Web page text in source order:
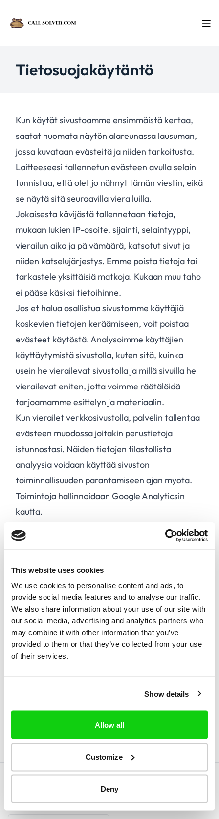
This website uses cookies
We use cookies to personalise content and ads, to
provide social media features and to analyse our traffic.
We also share information about your use of our site with
our social media, advertising and analytics partners who
may combine it with other information that you’ve
provided to them or that they’ve collected from your use
of their services.
Show details
Allow all
Customize
Deny
Tietosuojakäytäntö
Kun käytät sivustoamme ensimmäistä kertaa,
saatat huomata näytön alareunassa lausuman,
jossa kuvataan evästeitä ja niiden tarkoitusta.
Laitteeseesi tallennetun evästeen avulla selain
tunnistaa, että olet jo nähnyt tämän viestin, eikä
se näytä sitä seuraavilla vierailuilla.
Jokaisesta kävijästä tallennetaan tietoja,
mukaan lukien IP-osoite, sijainti, selaintyyppi,
vierailun aika ja päivämäärä, katsotut sivut ja
niiden katselujärjestys. Emme poista tietoja tai
tarkastele yksittäisiä matkoja. Kukaan muu taho
ei pääse käsiksi tietoihinne.
Jos et halua osallistua sivustomme käyttäjiä
koskevien tietojen keräämiseen, voit poistaa
evästeet käytöstä. Analysoimme käyttäjien
käyttäytymistä sivustolla, kuten sitä, kuinka
usein he vierailevat sivustolla ja millä sivuilla he
vierailevat eniten, jotta voimme räätälöidä
tarjoamamme esittelyn ja materiaalin.
Kun vierailet verkkosivustolla, palvelin tallentaa
evästeen muodossa joitakin perustietoja
istunnostasi. Näiden tietojen tilastollista
analyysia voidaan käyttää sivuston
toiminnallisuuden parantamiseen ajan myötä.
Toimintoja hallinnoidaan Google Analyticsin
kautta.
Kun olet käyttänyt sivustoamme 90 päivän ajan,
selaimesi poistaa automaattisesti sille asetetut
"poista/poista evästeet" tuhoat kaikki
tietokoneellasi olevat evästeet, myös ne, joiden
voimassaolo ei ole vielä päättynyt. Seuraavalla
vierailullasi sinulta kysytään uudelleen, haluatko
ottaa evästeet käyttöön.
Valitsemalla "Kyllä, hyväksyn" tai jatkamalla
Valitsemalla "Ei, en hyväksy", emme voi taata